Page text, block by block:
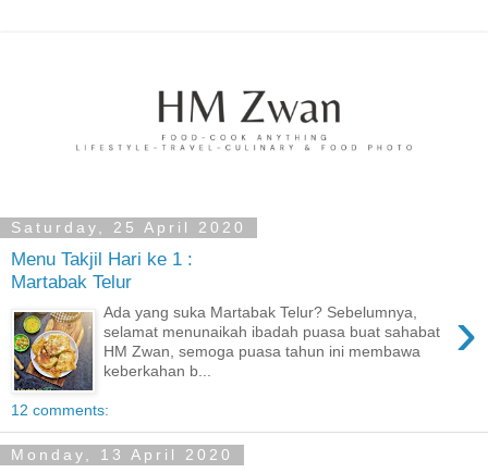
Saturday, 25 April 2020
Menu Takjil Hari ke 1 :
Martabak Telur
›
Ada yang suka Martabak Telur? Sebelumnya,
selamat menunaikah ibadah puasa buat sahabat
HM Zwan, semoga puasa tahun ini membawa
keberkahan b...
12 comments:
Monday, 13 April 2020